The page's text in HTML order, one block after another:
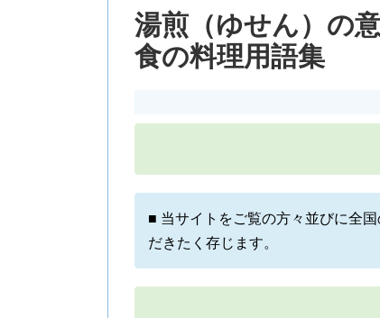
湯煎（ゆせん）の
食の料理用語集
■ 当サイトをご覧の方々並びに全
だきたく存じます。